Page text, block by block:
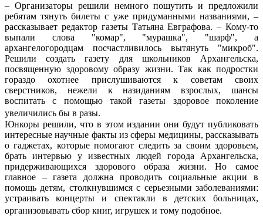
– Организаторы решили немного пошутить и предложили
ребятам тянуть билеты с уже придуманными названиями, –
рассказывает редактор газеты Татьяна Евграфова. – Кому-то
выпали слова "комар", "мурашка", "шарф", а
архангелогородцам посчастливилось вытянуть "микроб".
Решили создать газету для школьников Архангельска,
посвященную здоровому образу жизни. Так как подростки
гораздо охотнее прислушиваются к советам своих
сверстников, нежели к назиданиям взрослых, шансы
воспитать с помощью такой газеты здоровое поколение
увеличились бы в разы.
Юнкоры решили, что в этом издании они будут публиковать
интересные научные факты из сферы медицины, рассказывать
о гаджетах, которые помогают следить за своим здоровьем,
брать интервью у известных людей города Архангельска,
придерживающихся здорового образа жизни. Но самое
главное – газета должна проводить социальные акции в
помощь детям, столкнувшимся с серьезными заболеваниями:
устраивать концерты и спектакли в детских больницах,
организовывать сбор книг, игрушек и тому подобное.